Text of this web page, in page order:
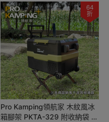
64
折
Pro Kamping領航家 木紋風冰
箱腳架 PKTA-329 附收納袋 可